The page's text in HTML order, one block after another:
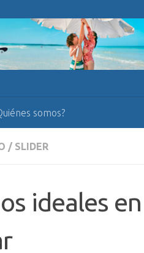
somos?
/ SLIDER
ideales